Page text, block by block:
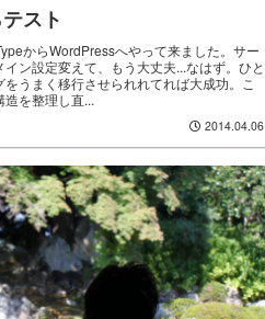
スト
からWordPressへやって来ました。サー
ン設定変えて、もう大丈夫...なはず。ひと
うまく移行させられれてれば大成功。こ
を整理し直...
2014.04.06